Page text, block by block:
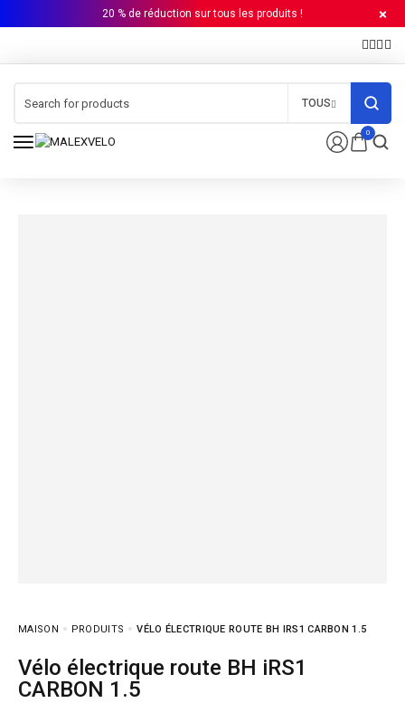
20 % de réduction sur tous les produits !
0
TOUS
MAISON PRODUITS VÉLO ÉLECTRIQUE ROUTE BH IRS1 CARBON 1.5
Vélo électrique route BH iRS1
CARBON 1.5